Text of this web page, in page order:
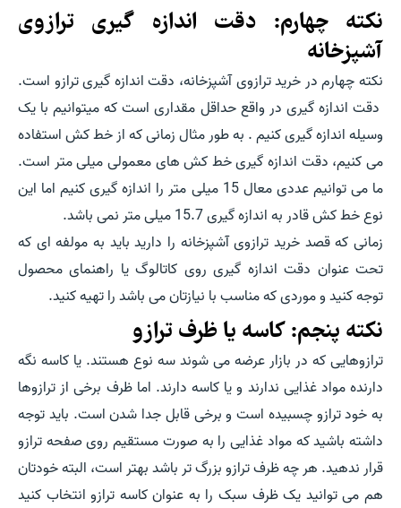
نکته چهارم: دقت اندازه گیری ترازوی
آشپزخانه
نکته چهارم در خرید ترازوی آشپزخانه، دقت اندازه گیری ترازو است.
دقت اندازه گیری در واقع حداقل مقداری است که میتوانیم با یک
وسیله اندازه گیری کنیم . به طور مثال زمانی که از خط کش استفاده
می کنیم، دقت اندازه گیری خط کش های معمولی میلی متر است.
ما می توانیم عددی معال 15 میلی متر را اندازه گیری کنیم اما این
نوع خط کش قادر به اندازه گیری 15.7 میلی متر نمی باشد.
زمانی که قصد خرید ترازوی آشپزخانه را دارید باید به مولفه ای که
تحت عنوان دقت اندازه گیری روی کاتالوگ یا راهنمای محصول
توجه کنید و موردی که مناسب با نیازتان می باشد را تهیه کنید.
نکته پنجم: کاسه یا ظرف ترازو
ترازوهایی که در بازار عرضه می شوند سه نوع هستند. یا کاسه نگه
دارنده مواد غذایی ندارند و یا کاسه دارند. اما ظرف برخی از ترازوها
به خود ترازو چسبیده است و برخی قابل جدا شدن است. باید توجه
داشته باشید که مواد غذایی را به صورت مستقیم روی صفحه ترازو
قرار ندهید. هر چه ظرف ترازو بزرگ تر باشد بهتر است، البته خودتان
هم می توانید یک ظرف سبک را به عنوان کاسه ترازو انتخاب کنید